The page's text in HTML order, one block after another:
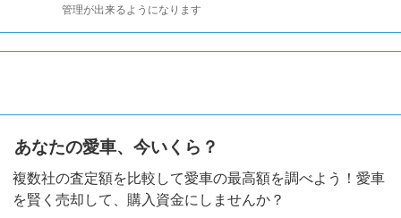
管理が出来るようになります
あなたの愛車、今いくら？
複数社の査定額を比較して愛車の最高額を調べよう！愛車
を賢く売却して、購入資金にしませんか？